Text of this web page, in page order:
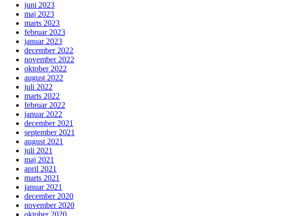
juni 2023
maj 2023
marts 2023
februar 2023
januar 2023
december 2022
november 2022
oktober 2022
august 2022
juli 2022
marts 2022
februar 2022
januar 2022
december 2021
september 2021
august 2021
juli 2021
maj 2021
april 2021
marts 2021
januar 2021
december 2020
november 2020
oktober 2020